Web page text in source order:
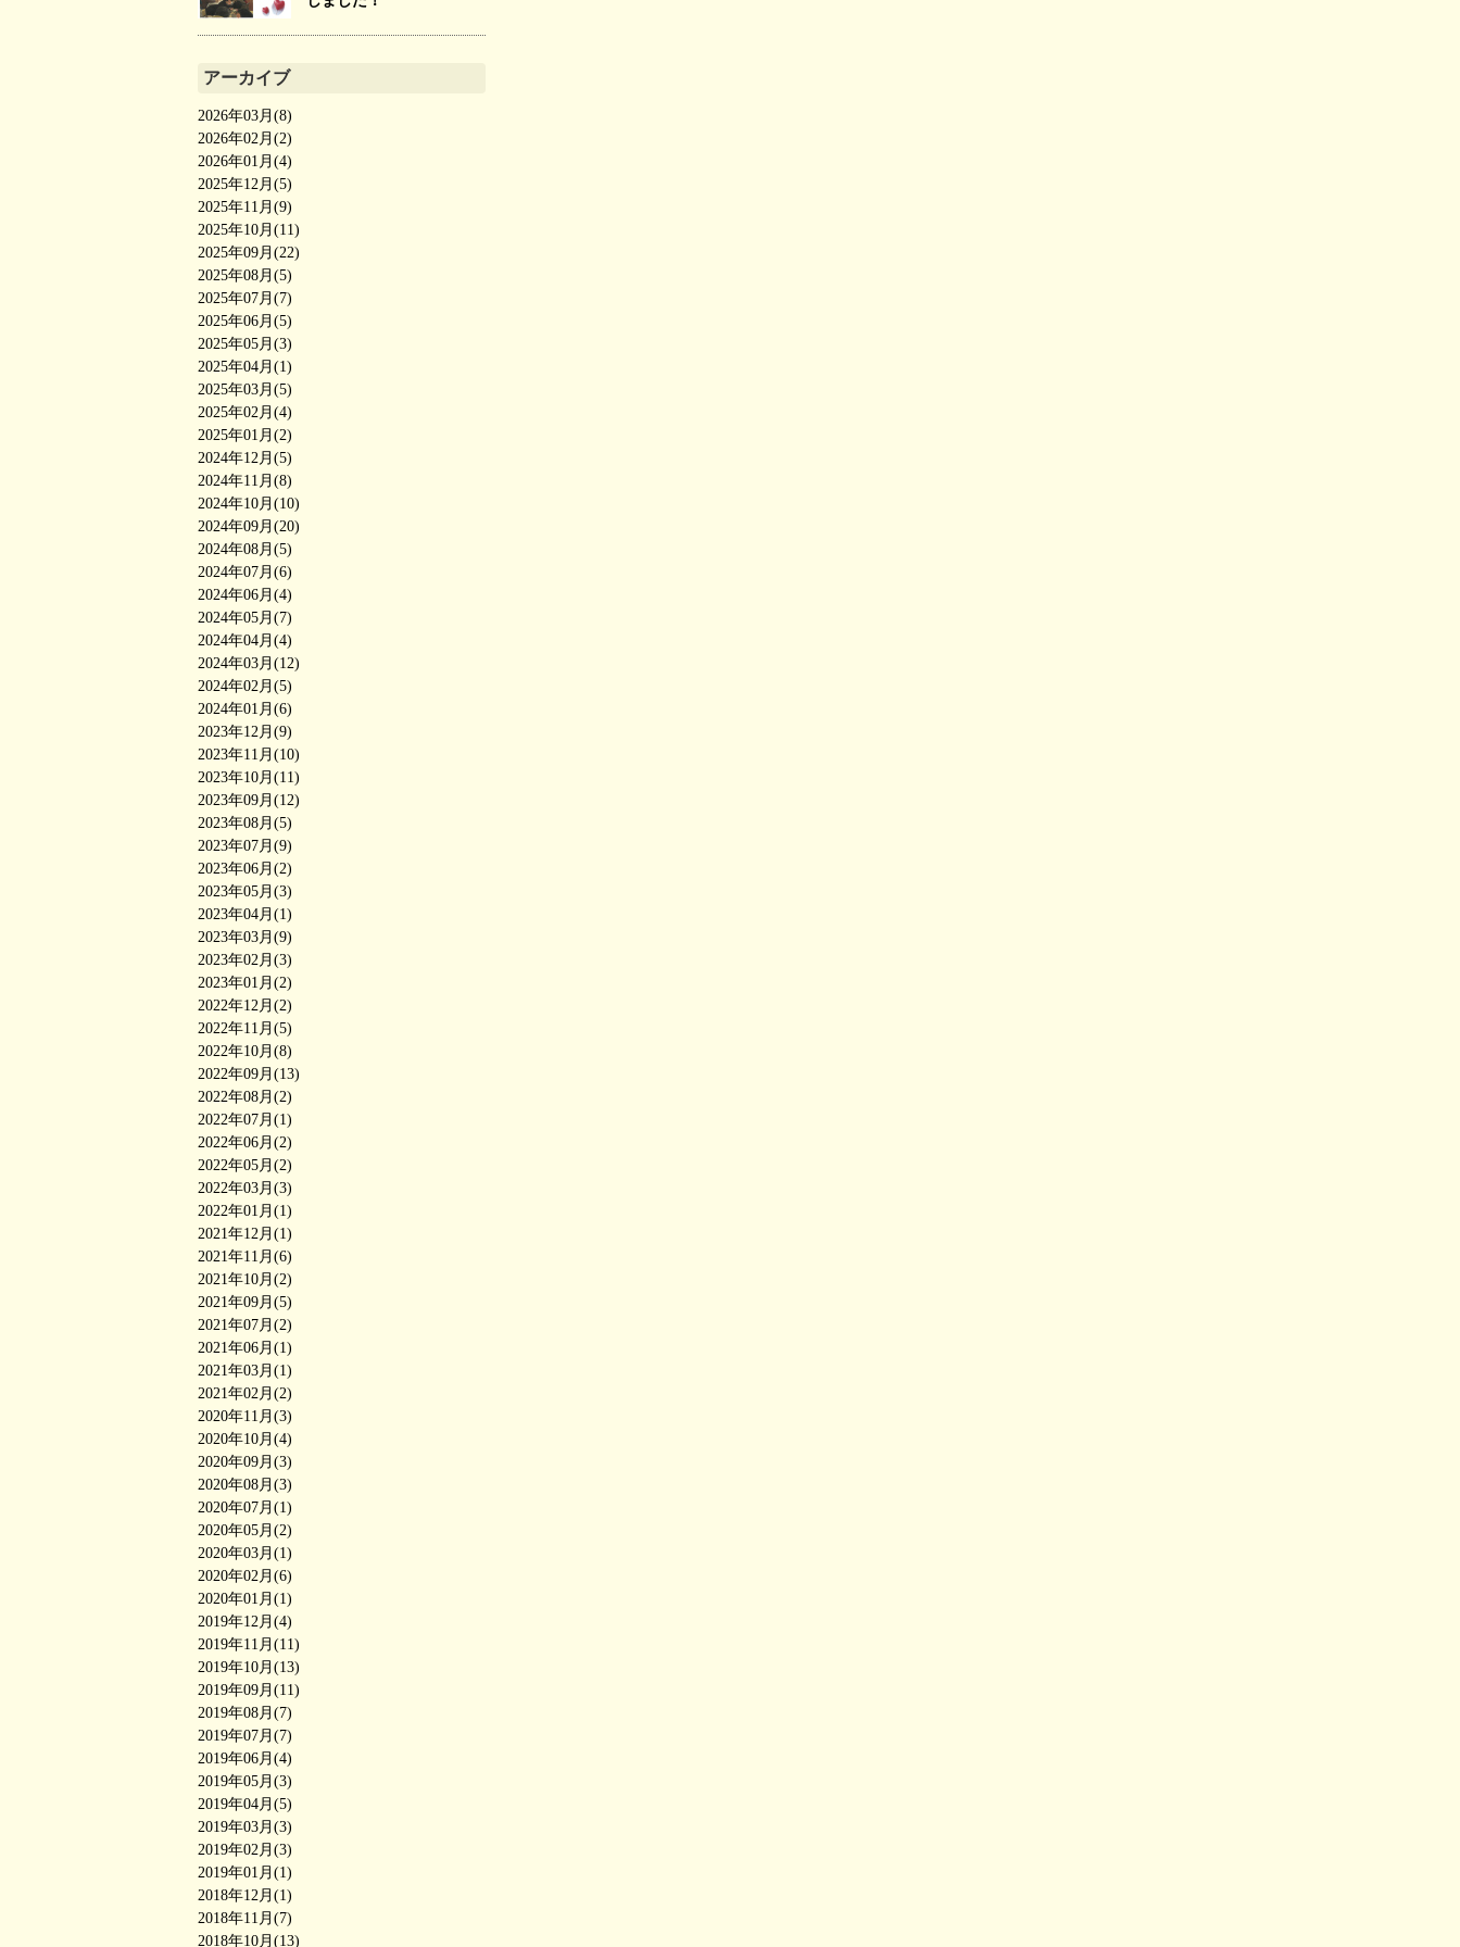
アーカイブ
2026年03月(8)
2026年02月(2)
2026年01月(4)
2025年12月(5)
2025年11月(9)
2025年10月(11)
2025年09月(22)
2025年08月(5)
2025年07月(7)
2025年06月(5)
2025年05月(3)
2025年04月(1)
2025年03月(5)
2025年02月(4)
2025年01月(2)
2024年12月(5)
2024年11月(8)
2024年10月(10)
2024年09月(20)
2024年08月(5)
2024年07月(6)
2024年06月(4)
2024年05月(7)
2024年04月(4)
2024年03月(12)
2024年02月(5)
2024年01月(6)
2023年12月(9)
2023年11月(10)
2023年10月(11)
2023年09月(12)
2023年08月(5)
2023年07月(9)
2023年06月(2)
2023年05月(3)
2023年04月(1)
2023年03月(9)
2023年02月(3)
2023年01月(2)
2022年12月(2)
2022年11月(5)
2022年10月(8)
2022年09月(13)
2022年08月(2)
2022年07月(1)
2022年06月(2)
2022年05月(2)
2022年03月(3)
2022年01月(1)
2021年12月(1)
2021年11月(6)
2021年10月(2)
2021年09月(5)
2021年07月(2)
2021年06月(1)
2021年03月(1)
2021年02月(2)
2020年11月(3)
2020年10月(4)
2020年09月(3)
2020年08月(3)
2020年07月(1)
2020年05月(2)
2020年03月(1)
2020年02月(6)
2020年01月(1)
2019年12月(4)
2019年11月(11)
2019年10月(13)
2019年09月(11)
2019年08月(7)
2019年07月(7)
2019年06月(4)
2019年05月(3)
2019年04月(5)
2019年03月(3)
2019年02月(3)
2019年01月(1)
2018年12月(1)
2018年11月(7)
2018年10月(13)